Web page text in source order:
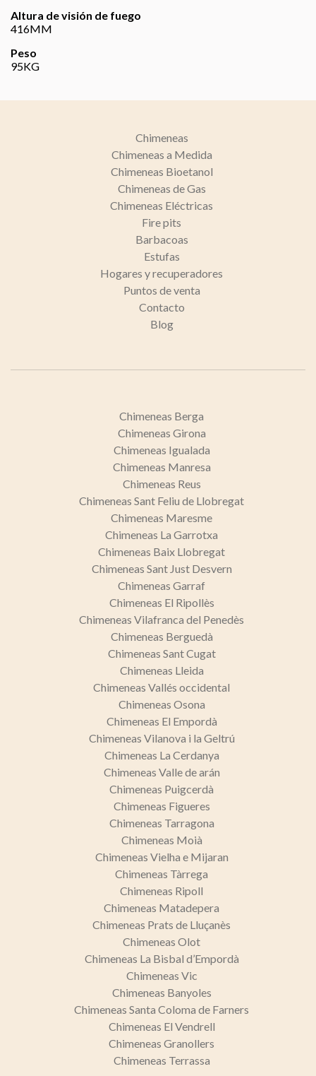
Altura de visión de fuego
416MM
Peso
95KG
Chimeneas
Chimeneas a Medida
Chimeneas Bioetanol
Chimeneas de Gas
Chimeneas Eléctricas
Fire pits
Barbacoas
Estufas
Hogares y recuperadores
Puntos de venta
Contacto
Blog
Chimeneas Berga
Chimeneas Girona
Chimeneas Igualada
Chimeneas Manresa
Chimeneas Reus
Chimeneas Sant Feliu de Llobregat
Chimeneas Maresme
Chimeneas La Garrotxa
Chimeneas Baix Llobregat
Chimeneas Sant Just Desvern
Chimeneas Garraf
Chimeneas El Ripollès
Chimeneas Vilafranca del Penedès
Chimeneas Berguedà
Chimeneas Sant Cugat
Chimeneas Lleida
Chimeneas Vallés occidental
Chimeneas Osona
Chimeneas El Empordà
Chimeneas Vilanova i la Geltrú
Chimeneas La Cerdanya
Chimeneas Valle de arán
Chimeneas Puigcerdà
Chimeneas Figueres
Chimeneas Tarragona
Chimeneas Moià
Chimeneas Vielha e Mijaran
Chimeneas Tàrrega
Chimeneas Ripoll
Chimeneas Matadepera
Chimeneas Prats de Lluçanès
Chimeneas Olot
Chimeneas La Bisbal d’Empordà
Chimeneas Vic
Chimeneas Banyoles
Chimeneas Santa Coloma de Farners
Chimeneas El Vendrell
Chimeneas Granollers
Chimeneas Terrassa